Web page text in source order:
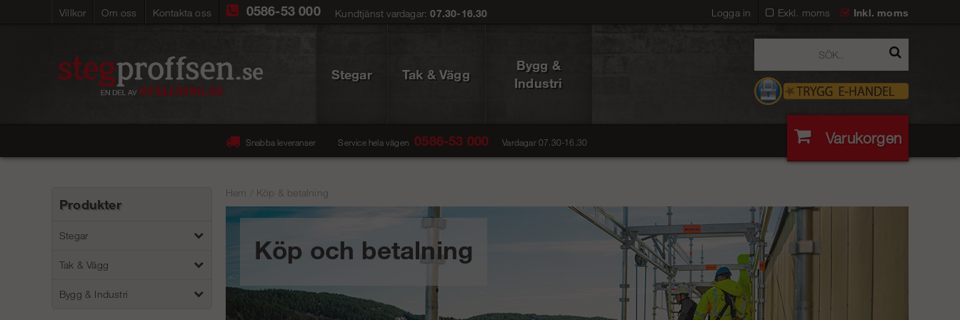
Villkor Om oss Kontakta oss Exkl. moms Inkl. moms
0586-53 000 Kundtjänst vardagar:07.30-16.30 Logga in
Stegar Tak & Vägg
Bygg &
Industri
Snabba leveranser Service hela vägen 0586-53 000 Vardagar 07.30-16.30 Varukorgen
Produkter
Stegar
Tak & Vägg
Bygg & Industri
Hem Köp & betalning
Köp och betalning